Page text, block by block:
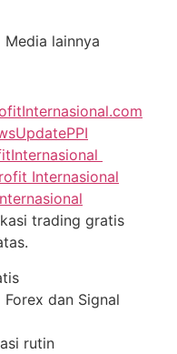
Media lainnya
Internasional
trading gratis
dan Signal
rutin